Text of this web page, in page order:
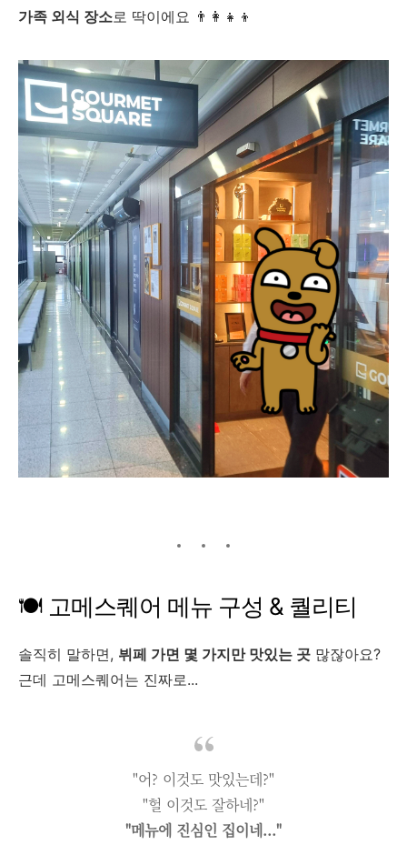
가족 외식 장소로 딱이에요 👨‍👩‍👧‍👦
🍽️ 고메스퀘어 메뉴 구성 & 퀄리티
솔직히 말하면, 뷔페 가면 몇 가지만 맛있는 곳 많잖아요?
근데 고메스퀘어는 진짜로...
"어? 이것도 맛있는데?"
"헐 이것도 잘하네?"
"메뉴에 진심인 집이네..."